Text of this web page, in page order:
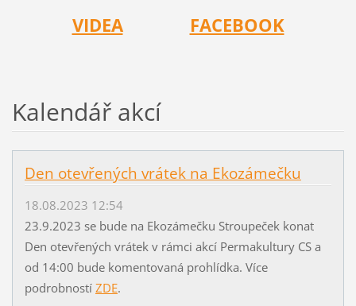
VIDEA FACEBOOK
Kalendář akcí
Den otevřených vrátek na Ekozámečku
18.08.2023 12:54
23.9.2023 se bude na Ekozámečku Stroupeček konat
Den otevřených vrátek v rámci akcí Permakultury CS a
od 14:00 bude komentovaná prohlídka. Více
podrobností ZDE.